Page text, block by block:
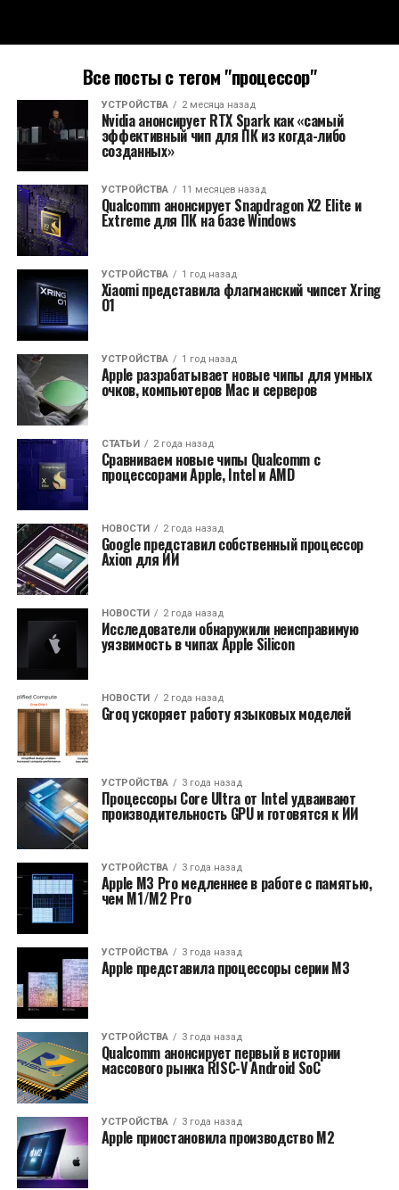
Все посты с тегом "процессор"
УСТРОЙСТВА 2 месяца назад
Nvidia анонсирует RTX Spark как «самый
эффективный чип для ПК из когда-либо
созданных»
УСТРОЙСТВА 11 месяцев назад
Qualcomm анонсирует Snapdragon X2 Elite и
Extreme для ПК на базе Windows
УСТРОЙСТВА 1 год назад
Xiaomi представила флагманский чипсет Xring
O1
УСТРОЙСТВА 1 год назад
Apple разрабатывает новые чипы для умных
очков, компьютеров Mac и серверов
СТАТЬИ 2 года назад
Сравниваем новые чипы Qualcomm с
процессорами Apple, Intel и AMD
НОВОСТИ 2 года назад
Google представил собственный процессор
Axion для ИИ
НОВОСТИ 2 года назад
Исследователи обнаружили неисправимую
уязвимость в чипах Apple Silicon
НОВОСТИ 2 года назад
Groq ускоряет работу языковых моделей
УСТРОЙСТВА 3 года назад
Процессоры Core Ultra от Intel удваивают
производительность GPU и готовятся к ИИ
УСТРОЙСТВА 3 года назад
Apple M3 Pro медленнее в работе с памятью,
чем M1/M2 Pro
УСТРОЙСТВА 3 года назад
Apple представила процессоры серии M3
УСТРОЙСТВА 3 года назад
Qualcomm анонсирует первый в истории
массового рынка RISC-V Android SoC
УСТРОЙСТВА 3 года назад
Apple приостановила производство M2